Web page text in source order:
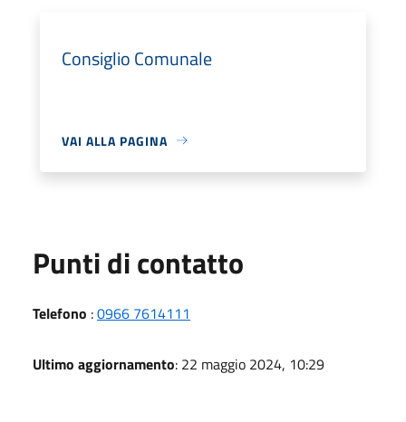
Consiglio Comunale
VAI ALLA PAGINA
Punti di contatto
Telefono :0966 7614111
Ultimo aggiornamento: 22 maggio 2024, 10:29